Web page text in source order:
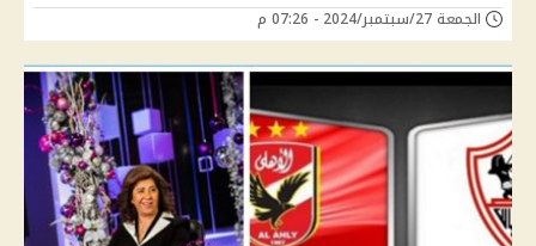
الجمعة 27/سبتمبر/2024 - 07:26 م